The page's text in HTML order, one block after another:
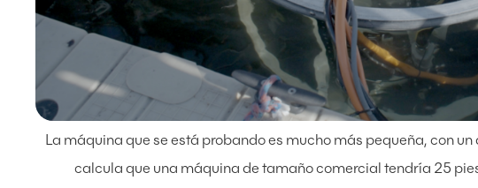
La máquina que se está probando es mucho más pequeña, con
calcula que una máquina de tamaño comercial tendría 25